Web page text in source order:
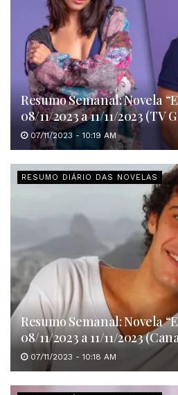
Resumo Semanal: Novela
08/11/2023 a 11/11/2023 (TV
07/11/2023 - 10:19 AM
RESUMO DIÁRIO DAS NOVELAS
Resumo Semanal: Novela
08/11/2023 a 11/11/2023
07/11/2023 - 10:18 AM